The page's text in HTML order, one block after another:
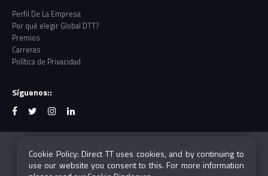
Cookie Policy: Direct TT uses cookies, and by continuing to
use our website you consent to this. For more information
Risk Warning: CFDs and Forex are leveraged products
which carry a high degree of risk and are not suited
for everyone. Losses can exceed your investment.
Perfil De La Empresa
Por qué elegir Global DTT?
Premios
Carreras
Política de Privacidad
Síguenos::